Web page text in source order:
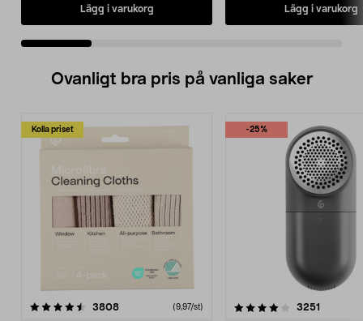
Lägg i varukorg Lägg i varukorg
Ovanligt bra pris på vanliga saker
Kolla priset
3808recensioner (9,97/st)
-25%
4.0av 5 stjärnor 3251
4.5av 5 stjärnor